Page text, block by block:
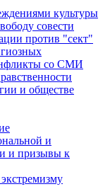
культуры
совести
против "сект"
со СМИ
и обществе
и
и призывы к